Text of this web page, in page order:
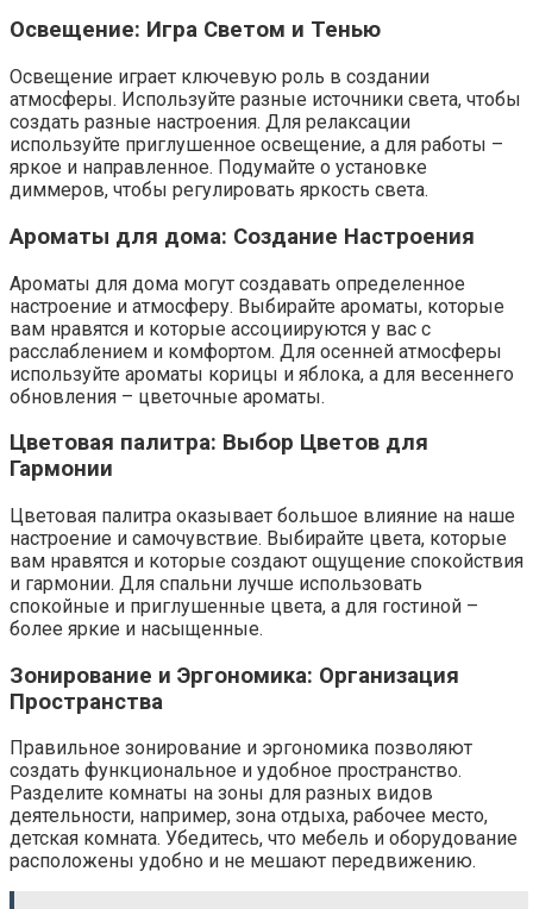
Освещение: Игра Светом и Тенью
Освещение играет ключевую роль в создании
атмосферы. Используйте разные источники света, чтобы
создать разные настроения. Для релаксации
используйте приглушенное освещение, а для работы –
яркое и направленное. Подумайте о установке
диммеров, чтобы регулировать яркость света.
Ароматы для дома: Создание Настроения
Ароматы для дома могут создавать определенное
настроение и атмосферу. Выбирайте ароматы, которые
вам нравятся и которые ассоциируются у вас с
расслаблением и комфортом. Для осенней атмосферы
используйте ароматы корицы и яблока, а для весеннего
обновления – цветочные ароматы.
Цветовая палитра: Выбор Цветов для
Гармонии
Цветовая палитра оказывает большое влияние на наше
настроение и самочувствие. Выбирайте цвета, которые
вам нравятся и которые создают ощущение спокойствия
и гармонии. Для спальни лучше использовать
спокойные и приглушенные цвета, а для гостиной –
более яркие и насыщенные.
Зонирование и Эргономика: Организация
Пространства
Правильное зонирование и эргономика позволяют
создать функциональное и удобное пространство.
Разделите комнаты на зоны для разных видов
деятельности, например, зона отдыха, рабочее место,
детская комната. Убедитесь, что мебель и оборудование
расположены удобно и не мешают передвижению.